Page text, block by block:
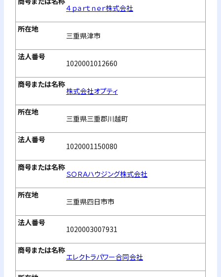
４ｐａｒｔｎｅｒ株式会社
三重県津市
1020001012660
株式会社オプティ
三重県三重郡川越町
1020001150080
ＳＯＲＡハウジング株式会社
三重県四日市市
1020003007931
エレクトラパワー合同会社